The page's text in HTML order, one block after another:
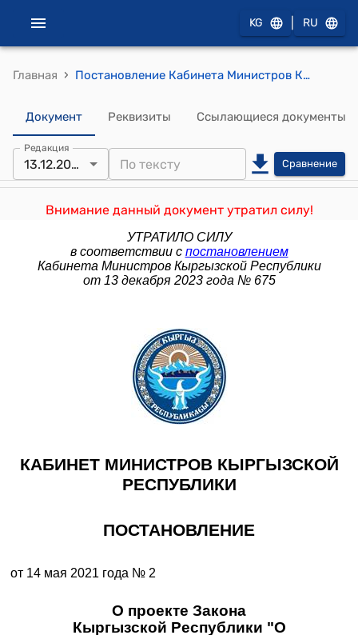
KG RU
Главная › Постановление Кабинета Министров КР от 14 мая 2021 года № 2 "О проекте Закона Кыргызской Республики "О внесении изменений в Уголовно-процессуальный кодекс Кыргызской Республики"
Документ Реквизиты Ссылающиеся документы
Редакция
13.12.2023 Сравнение
Внимание данный документ утратил силу!